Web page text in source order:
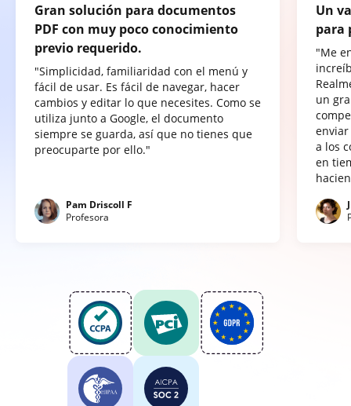
Gran solución para documentos
PDF con muy poco conocimiento
previo requerido.
"Simplicidad, familiaridad con el menú y
fácil de usar. Es fácil de navegar, hacer
cambios y editar lo que necesites. Como se
utiliza junto a Google, el documento
siempre se guarda, así que no tienes que
preocuparte por ello."
Pam Driscoll F
Profesora
Un
para
"Me
un
a los
en